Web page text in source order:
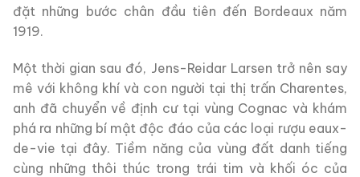
đặt những bước chân đầu tiên đến Bordeaux năm
1919.
Một thời gian sau đó, Jens-Reidar Larsen trở nên say
mê với không khí và con người tại thị trấn Charentes,
anh đã chuyển về định cư tại vùng Cognac và khám
phá ra những bí mật độc đáo của các loại rượu eaux-
de-vie tại đây. Tiềm năng của vùng đất danh tiếng
cùng những thôi thúc trong trái tim và khối óc của